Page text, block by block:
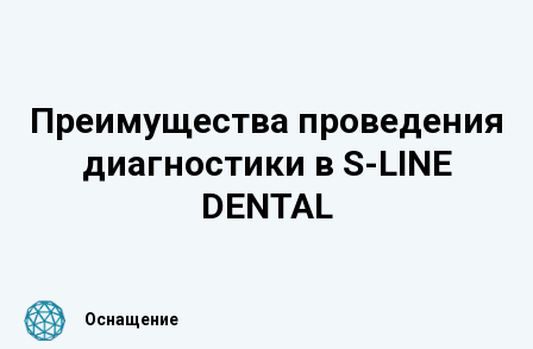
Преимущества проведения
диагностики в S-LINE
DENTAL
Оснащение